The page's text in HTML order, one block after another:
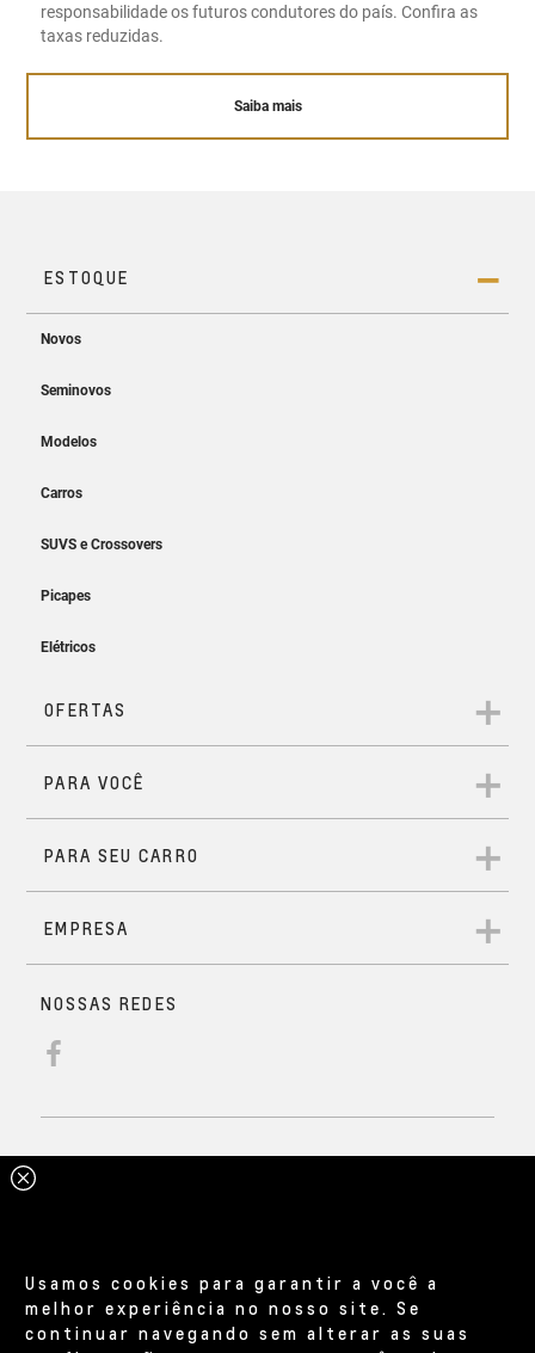
responsabilidade os futuros condutores do país. Confira as
taxas reduzidas.
Saiba mais
Usamos cookies para garantir a você a
melhor experiência no nosso site. Se
continuar navegando sem alterar as suas